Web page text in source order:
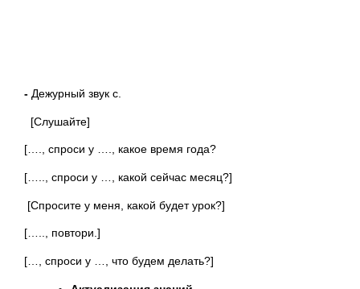
- Дежурный звук с.
[Слушайте]
[…., спроси у …., какое время года?
[….., спроси у …, какой сейчас месяц?]
[Спросите у меня, какой будет урок?]
[….., повтори.]
[…, спроси у …, что будем делать?]